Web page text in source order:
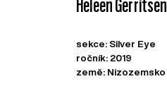
Heleen Gerritsen
sekce: Silver Eye
ročník: 2019
země: Nizozemsko